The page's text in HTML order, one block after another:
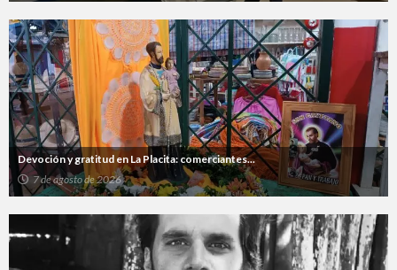
Devoción y gratitud en La Placita: comerciantes...
7 de agosto de 2026